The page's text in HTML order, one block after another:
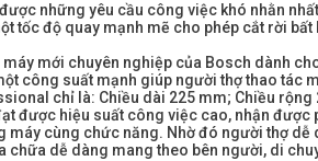
những yêu cầu công việc khó nhằn
tốc độ quay mạnh mẽ cho phép cắt rời
mới chuyên nghiệp của Bosch dành
công suất mạnh giúp người thợ thao tác
chỉ là: Chiều dài 225 mm; Chiều rộng
được hiệu suất công việc cao, nhận
máy cùng chức năng. Nhờ đó người thợ
chữa dễ dàng mang theo bên người, di